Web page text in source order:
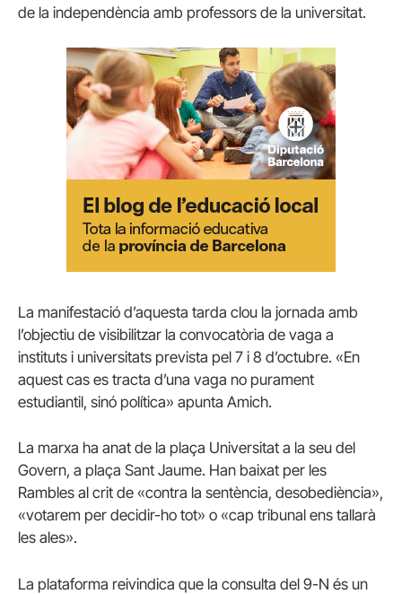
de la independència amb professors de la universitat.
La manifestació d’aquesta tarda clou la jornada amb
l’objectiu de visibilitzar la convocatòria de vaga a
instituts i universitats prevista pel 7 i 8 d’octubre. «En
aquest cas es tracta d’una vaga no purament
estudiantil, sinó política» apunta Amich.
La marxa ha anat de la plaça Universitat a la seu del
Govern, a plaça Sant Jaume. Han baixat per les
Rambles al crit de «contra la sentència, desobediència»,
«votarem per decidir-ho tot» o «cap tribunal ens tallarà
les ales».
La plataforma reivindica que la consulta del 9-N és un